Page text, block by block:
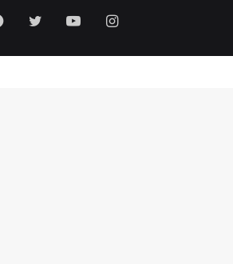
Facebook
Twitter YouTubeInstagram